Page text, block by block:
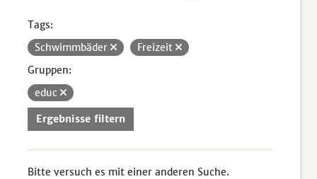
Tags:
Schwimmbäder
Freizeit
Gruppen:
educ
Ergebnisse filtern
Bitte versuch es mit einer anderen Suche.